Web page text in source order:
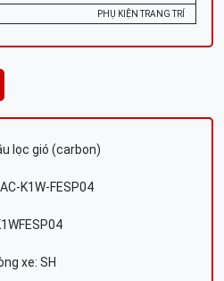
PHỤ KIỆN TRANG TRÍ
lọc gió (carbon)
K1W-FESP04
xe: SH